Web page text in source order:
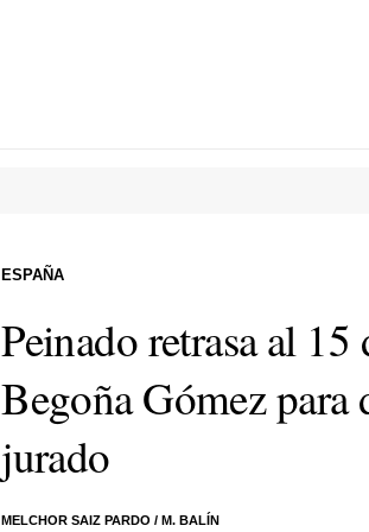
Peinado retrasa al
Begoña Gómez para
jurado
MELCHOR SAIZ PARDO / M. BALÍN
ESPAÑA